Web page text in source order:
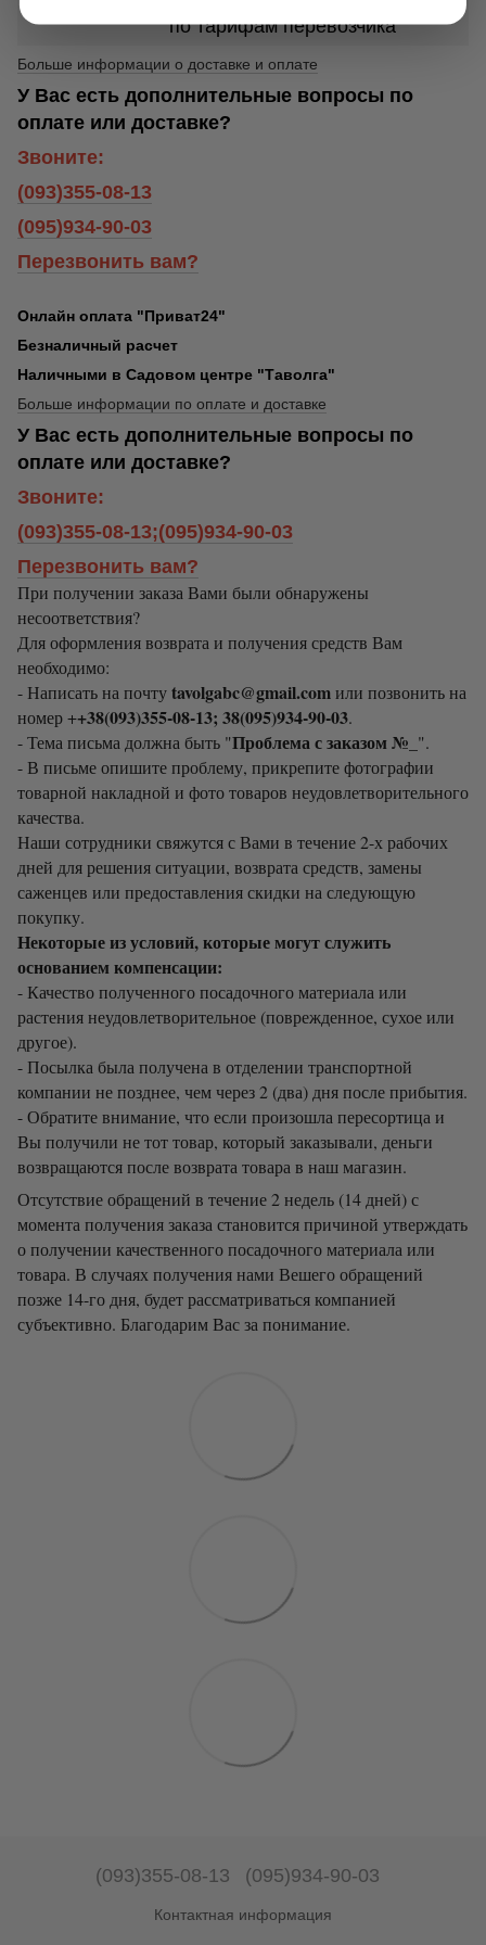
по тарифам перевозчика
Больше информации о доставке и оплате
У Вас есть дополнительные вопросы по
оплате или доставке?
Звоните:
(093)355-08-13
(095)934-90-03
Перезвонить вам?
Онлайн оплата "Приват24"
Безналичный расчет
Наличными в Садовом центре "Таволга"
Больше информации по оплате и доставке
У Вас есть дополнительные вопросы по
оплате или доставке?
Звоните:
(093)355-08-13;(095)934-90-03
Перезвонить вам?
При получении заказа Вами были обнаружены
несоответствия?
Для оформления возврата и получения средств Вам
необходимо:
- Написать на почтуtavolgabc@gmail.comили позвонить на
номер ++38(093)355-08-13; 38(095)934-90-03.
- Тема письма должна быть "Проблема с заказом №_ ".
- В письме опишите проблему, прикрепите фотографии
товарной накладной и фото товаров неудовлетворительного
качества.
Наши сотрудники свяжутся с Вами в течение 2-х рабочих
дней для решения ситуации, возврата средств, замены
саженцев или предоставления скидки на следующую
покупку.
Некоторые из условий, которые могут служить
основанием компенсации:
- Качество полученного посадочного материала или
растения неудовлетворительное (поврежденное, сухое или
другое).
- Посылка была получена в отделении транспортной
компании не позднее, чем через 2 (два) дня после прибытия.
- Обратите внимание, что если произошла пересортица и
Вы получили не тот товар, который заказывали, деньги
возвращаются после возврата товара в наш магазин.
Отсутствие обращений в течение 2 недель (14 дней) с
момента получения заказа становится причиной утверждать
о получении качественного посадочного материала или
товара. В случаях получения нами Вешего обращений
позже 14-го дня, будет рассматриваться компанией
субъективно. Благодарим Вас за понимание.
(093)355-08-13 (095)934-90-03
Контактная информация